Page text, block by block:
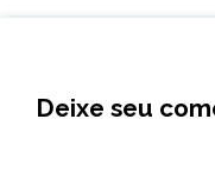
Deixe seu